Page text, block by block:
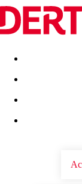
Destinatii